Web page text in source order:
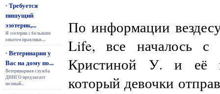
•Требуется
пишущий
эзотерик,...
Я эзотерик с большим
опытом практики....
•Ветеринария у
Вас на дому по...
Ветеринарная служба
ДИНГО предлагает
полный...
По информации
Life, все началось с
Кристиной У. и её
который девочки